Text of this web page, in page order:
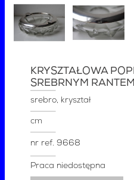
KRYSZTAŁOWA
SREBRNYM RANTEM
srebro, kryształ
cm
nr ref.9668
Praca niedostępna